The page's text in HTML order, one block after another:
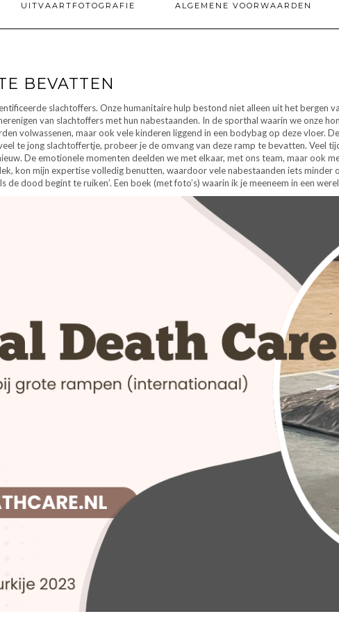
UITVAARTFOTOGRAFIE ALGEMENE VOORWAARDEN
BEVATTEN
slachtoffers. Onze humanitaire hulp bestond niet alleen uit het bergen
van slachtoffers met hun nabestaanden. In de sporthal waarin we onze
volwassenen, maar ook vele kinderen liggend in een bodybag op deze vloer.
te jong slachtoffertje, probeer je de omvang van deze ramp te bevatten. Veel
De emotionele momenten deelden we met elkaar, met ons team, maar ook
kon mijn expertise volledig benutten, waardoor vele nabestaanden iets minder
de dood begint te ruiken’. Een boek (met foto’s) waarin ik je meeneem in een